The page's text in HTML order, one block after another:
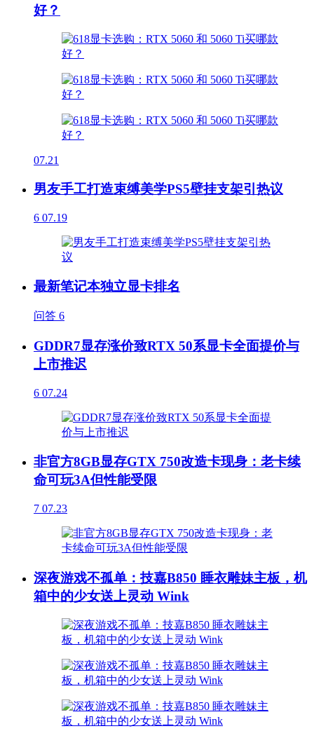
好？
07.21
男友手工打造束缚美学PS5壁挂支架引热议
6 07.19
最新笔记本独立显卡排名
问答 6
GDDR7显存涨价致RTX 50系显卡全面提价与
上市推迟
6 07.24
非官方8GB显存GTX 750改造卡现身：老卡续
命可玩3A但性能受限
7 07.23
深夜游戏不孤单：技嘉B850 睡衣雕妹主板，机
箱中的少女送上灵动 Wink